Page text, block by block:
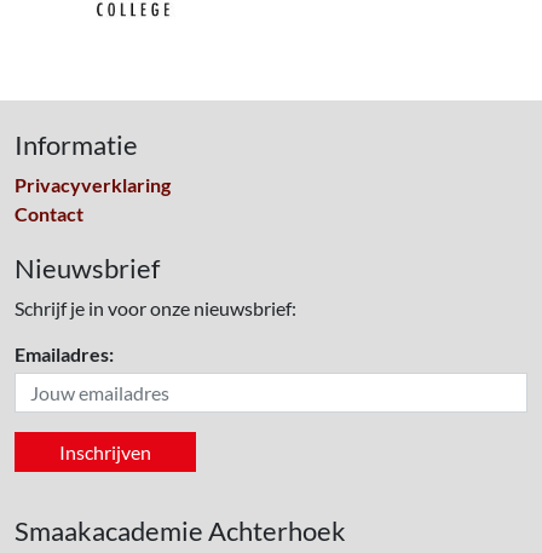
Informatie
Privacyverklaring
Contact
Nieuwsbrief
Schrijf je in voor onze nieuwsbrief:
Emailadres:
Smaakacademie Achterhoek